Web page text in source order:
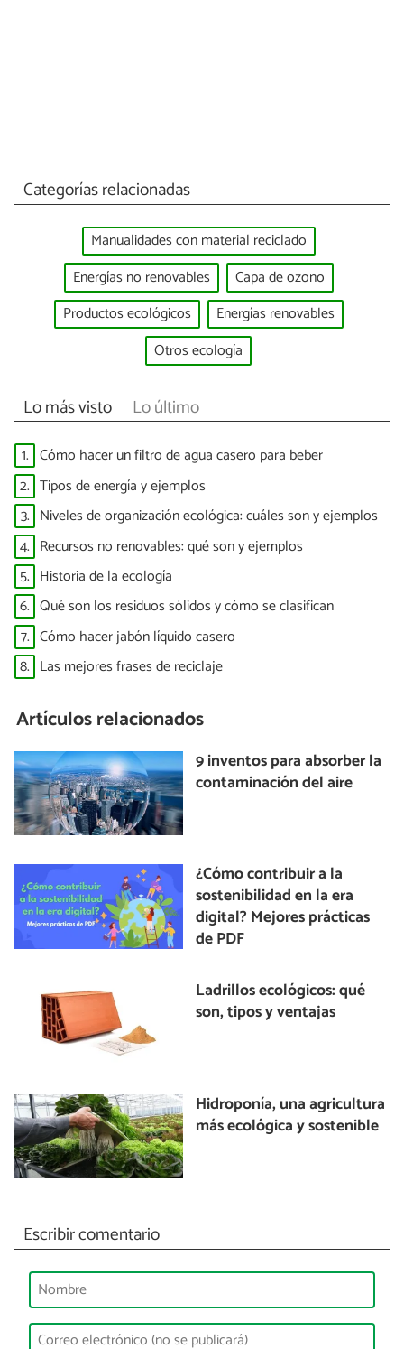
Categorías relacionadas
Manualidades con material reciclado
Energías no renovables
Capa de ozono
Productos ecológicos
Energías renovables
Otros ecología
Lo más visto Lo último
1. Cómo hacer un filtro de agua casero para beber
2. Tipos de energía y ejemplos
3. Niveles de organización ecológica: cuáles son y ejemplos
4. Recursos no renovables: qué son y ejemplos
5. Historia de la ecología
6. Qué son los residuos sólidos y cómo se clasifican
7. Cómo hacer jabón líquido casero
8. Las mejores frases de reciclaje
Artículos relacionados
9 inventos para absorber la
contaminación del aire
¿Cómo contribuir a la
sostenibilidad en la era
digital? Mejores prácticas
de PDF
Ladrillos ecológicos: qué
son, tipos y ventajas
Hidroponía, una agricultura
más ecológica y sostenible
Escribir comentario